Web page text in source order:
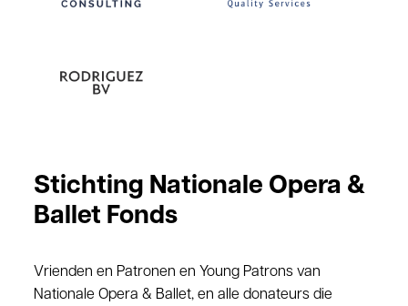
Stichting Nationale Opera &
Ballet Fonds
Vrienden en Patronen en Young Patrons van
Nationale Opera & Ballet, en alle donateurs die